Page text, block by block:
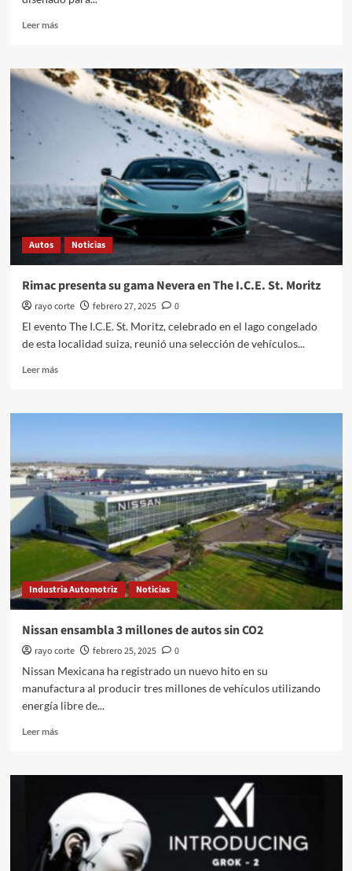
Leer másLeer
Hyundai
y
Samsung
tecnología
5G
RedCap
Autos Noticias
Rimac presenta su gama Nevera en The I.C.E. St. Moritz
rayo corte febrero 27, 2025
0
El evento The I.C.E. St. Moritz, celebrado en el lago congelado
de esta localidad suiza, reunió una selección de vehículos...
Leer másLeer
Rimac
Nevera
en
The
I.C.E.
St.
Moritz
Industria Automotriz Noticias
Nissan ensambla 3 millones de autos sin CO2
rayo corte febrero 25, 2025
0
Nissan Mexicana ha registrado un nuevo hito en su
manufactura al producir tres millones de vehículos utilizando
energía libre de...
Leer másLeer
Nissan
3
de
autos
sin